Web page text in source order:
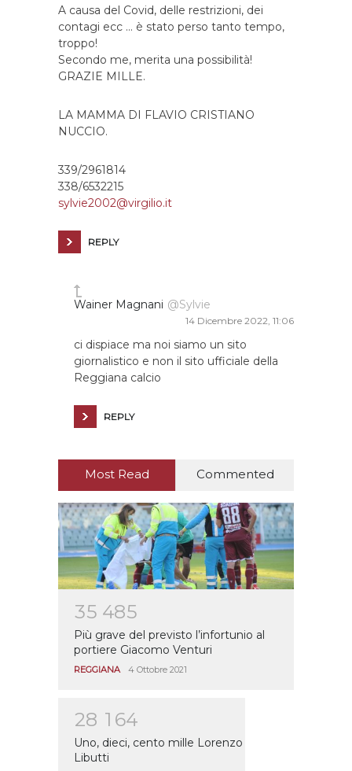
A causa del Covid, delle restrizioni, dei
contagi ecc … è stato perso tanto tempo,
troppo!
Secondo me, merita una possibilità!
GRAZIE MILLE.
LA MAMMA DI FLAVIO CRISTIANO
NUCCIO.
339/2961814
338/6532215
sylvie2002@virgilio.it
REPLY
Wainer Magnani @Sylvie
14 Dicembre 2022, 11:06
ci dispiace ma noi siamo un sito
giornalistico e non il sito ufficiale della
Reggiana calcio
REPLY
Most Read Commented
35 485
Più grave del previsto l’infortunio al
portiere Giacomo Venturi
REGGIANA 4 Ottobre 2021
28 1 64
Uno, dieci, cento mille Lorenzo
Libutti